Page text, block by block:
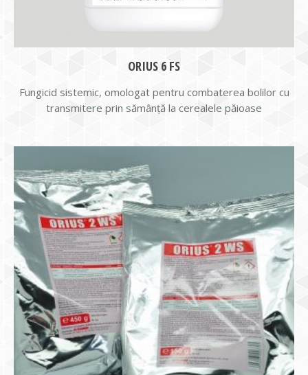
ORIUS 6 FS
Fungicid sistemic, omologat pentru combaterea bolilor cu
transmitere prin sămânţă la cerealele păioase